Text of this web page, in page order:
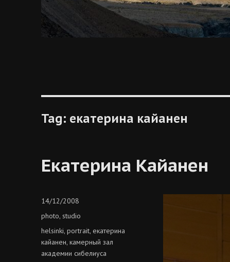
Tag: екатерина кайанен
Екатерина Кайанен
Posted
14/12/2008
Categories
photo, studio
Tags
helsinki,portrait,екатерина
кайанен,камерный зал
академии сибелиуса